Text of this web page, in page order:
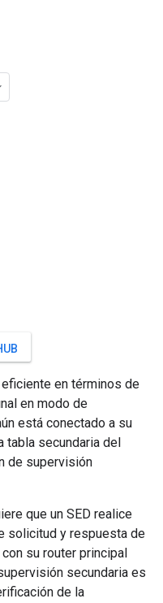
en términos de
en modo de
está conectado a su
tabla secundaria del
de supervisión
que un SED realice
solicitud y respuesta de
su router principal
secundaria es
de la